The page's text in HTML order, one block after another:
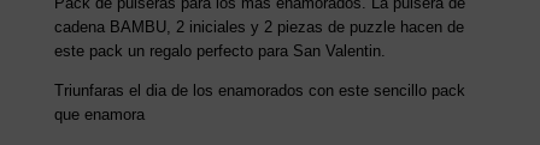
cadena BAMBU, 2 iniciales y 2 piezas de puzzle hacen de
este pack un regalo perfecto para San Valentin.
Triunfaras el dia de los enamorados con este sencillo pack
que enamora